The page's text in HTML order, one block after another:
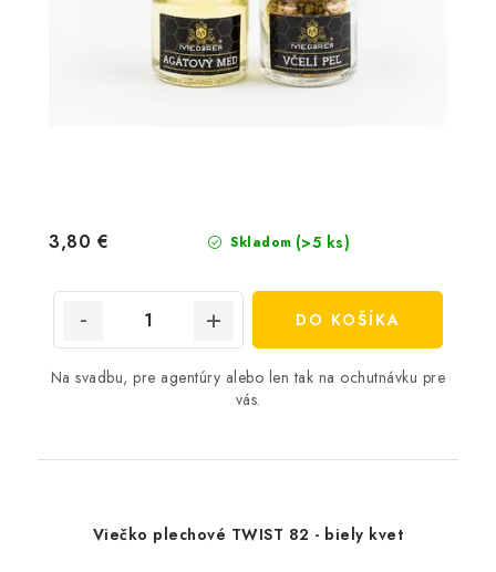
Skladom (>5 ks)
3,80 €
DO KOŠÍKA
Na svadbu, pre agentúry alebo len tak na ochutnávku pre
vás.
Viečko plechové TWIST 82 - biely kvet